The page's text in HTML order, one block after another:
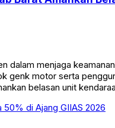
dalam menjaga
motor serta
belasan unit